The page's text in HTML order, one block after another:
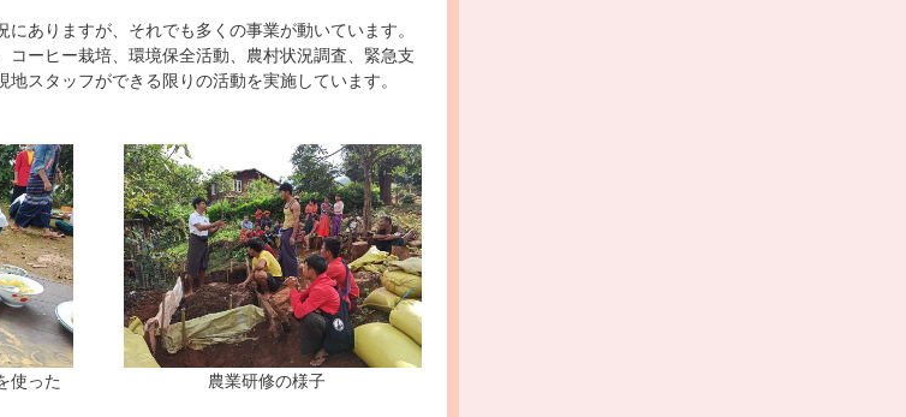
ありますが、それでも多くの事業が動いています。
コーヒー栽培、環境保全活動、農村状況調査、緊急支
スタッフができる限りの活動を実施しています。
使った
農業研修の様子